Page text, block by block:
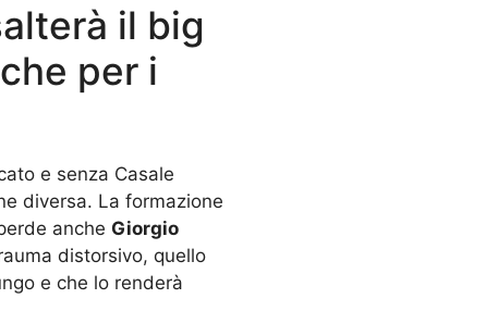
il big
per i
e senza Casale
diversa. La formazione
anche Giorgio
distorsivo, quello
e che lo renderà